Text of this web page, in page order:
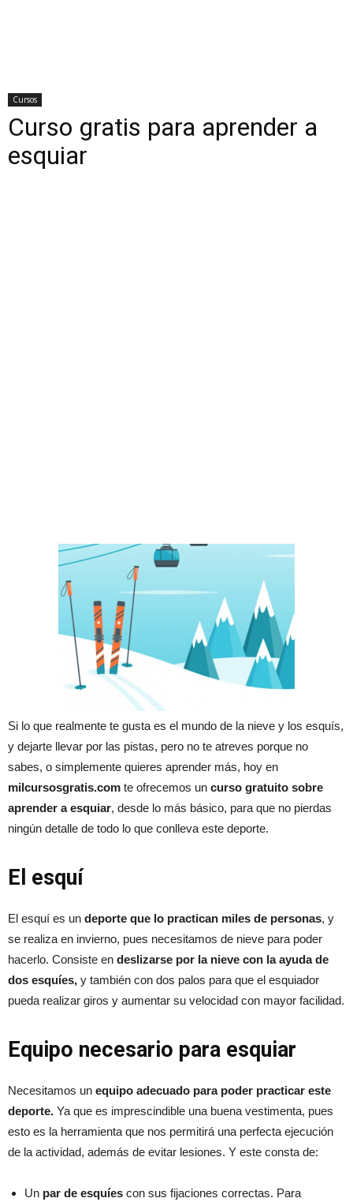
Cursos
Curso gratis para aprender a
esquiar
Si lo que realmente te gusta es el mundo de la nieve y los esquís,
y dejarte llevar por las pistas, pero no te atreves porque no
sabes, o simplemente quieres aprender más, hoy en
milcursosgratis.com te ofrecemos un curso gratuito sobre
aprender a esquiar, desde lo más básico, para que no pierdas
ningún detalle de todo lo que conlleva este deporte.
El esquí
El esquí es un deporte que lo practican miles de personas, y
se realiza en invierno, pues necesitamos de nieve para poder
hacerlo. Consiste en deslizarse por la nieve con la ayuda de
dos esquíes, y también con dos palos para que el esquiador
pueda realizar giros y aumentar su velocidad con mayor facilidad.
Equipo necesario para esquiar
Necesitamos un equipo adecuado para poder practicar este
deporte. Ya que es imprescindible una buena vestimenta, pues
esto es la herramienta que nos permitirá una perfecta ejecución
de la actividad, además de evitar lesiones. Y este consta de:
Un par de esquíes con sus fijaciones correctas. Para